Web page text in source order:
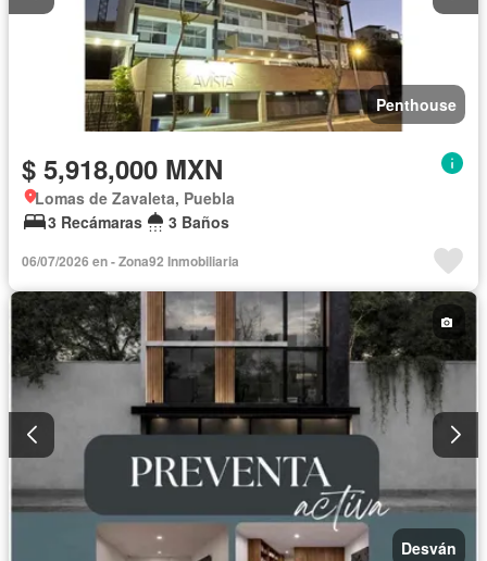
Penthouse
$ 5,918,000 MXN
Lomas de Zavaleta, Puebla
3 Recámaras
3 Baños
06/07/2026 en - Zona92 Inmobiliaria
Desván